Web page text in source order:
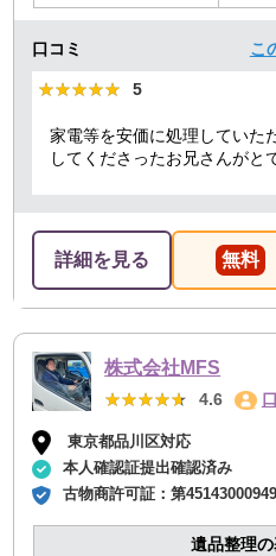
口コミ こ
★★★★★
★★★★★ 5
家電等を安価に処理していた
してくださったお兄さんがと
詳細を見る 無料
株式会社MFS
★★★★★
★★★★★ 4.6
東京都品川区対応
本人確認証提出確認済み
古物商許可証：第
遺品整理